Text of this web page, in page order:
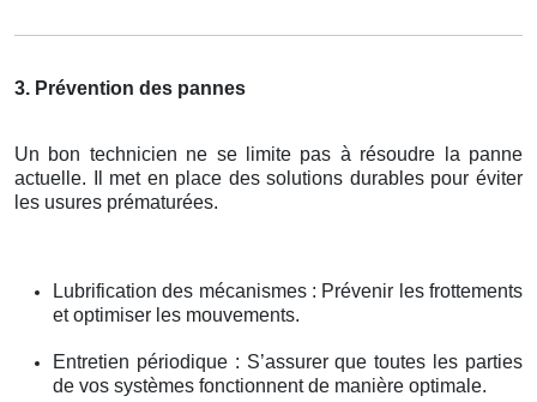
3. Prévention des pannes
Un bon technicien ne se limite pas à résoudre la panne
actuelle. Il met en place des solutions durables pour éviter
les usures prématurées.
Lubrification des mécanismes : Prévenir les frottements
et optimiser les mouvements.
Entretien périodique : S’assurer que toutes les parties
de vos systèmes fonctionnent de manière optimale.